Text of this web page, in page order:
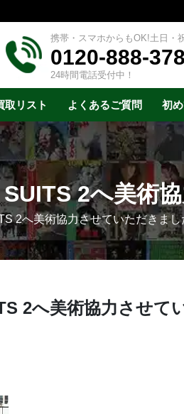
携帯・スマホからもOK!土日・
0120-888-378
24時間電話受付中！
取リスト よくあるご質問 初
2へ美術
2へ美術協力させていただきまし
2へ美術協力させて